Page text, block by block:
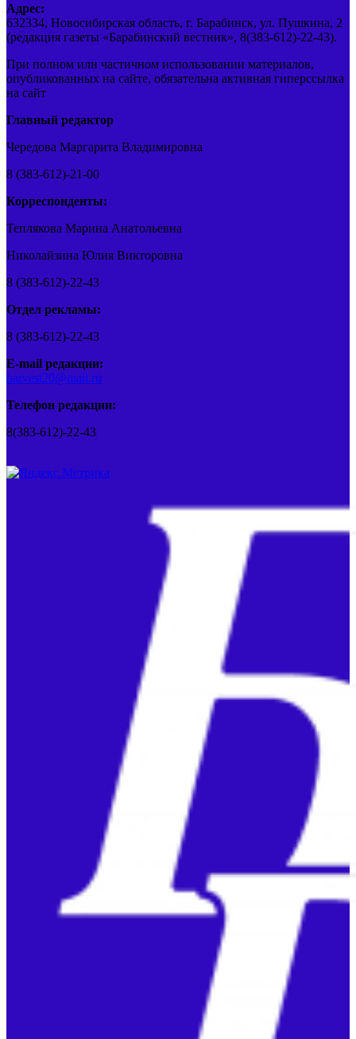
Адрес:
632334, Новосибирская область, г. Барабинск, ул. Пушкина, 2
(редакция газеты «Барабинский вестник», 8(383-612)-22-43).
При полном или частичном использовании материалов,
опубликованных на сайте, обязательна активная гиперссылка
на сайт
Главный редактор
Чередова Маргарита Владимировна
8 (383-612)-21-00
Корреспонденты:
Теплякова Марина Анатольевна
Николайзина Юлия Викторовна
8 (383-612)-22-43
Отдел рекламы:
8 (383-612)-22-43
E-mail редакции:
barvest20@mail.ru
Телефон редакции:
8(383-612)-22-43